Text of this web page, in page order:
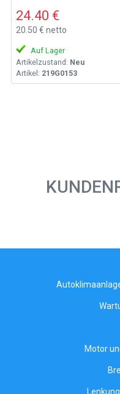
24.40 €
20.50 € netto
Auf Lager
Artikelzustand: Neu
Artikel: 219G0153
Motor